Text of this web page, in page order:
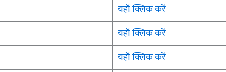
यहाँ क्लिक करें
यहाँ क्लिक करें
यहाँ क्लिक करें